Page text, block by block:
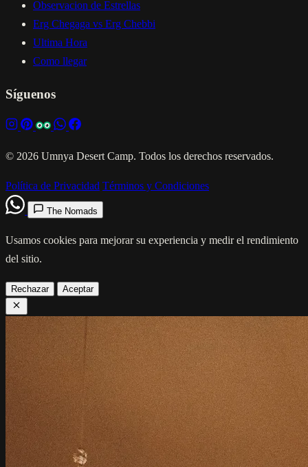
Observacion de Estrellas
Erg Chegaga vs Erg Chebbi
Ultima Hora
Como llegar
Síguenos
© 2026 Umnya Desert Camp. Todos los derechos reservados.
Política de Privacidad Términos y Condiciones
The Nomads
Usamos cookies para mejorar su experiencia y medir el rendimiento
del sitio.
Rechazar Aceptar